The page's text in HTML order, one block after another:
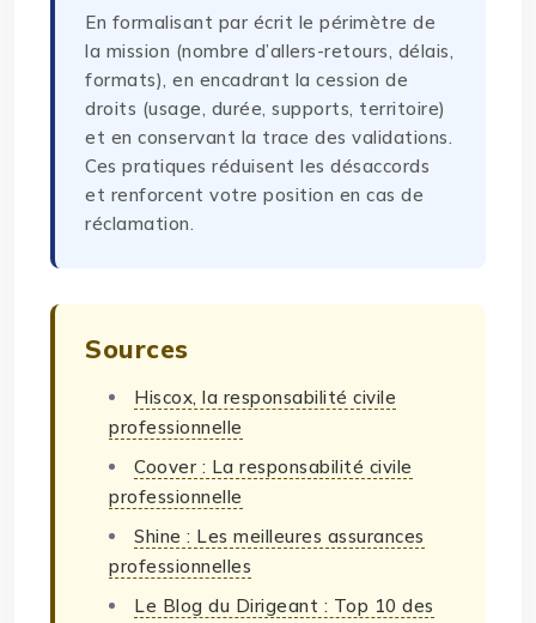
En formalisant par écrit le périmètre de
la mission (nombre d’allers-retours, délais,
formats), en encadrant la cession de
droits (usage, durée, supports, territoire)
et en conservant la trace des validations.
Ces pratiques réduisent les désaccords
et renforcent votre position en cas de
réclamation.
Sources
Hiscox, la responsabilité civile
professionnelle
Coover : La responsabilité civile
professionnelle
Shine : Les meilleures assurances
professionnelles
Le Blog du Dirigeant : Top 10 des